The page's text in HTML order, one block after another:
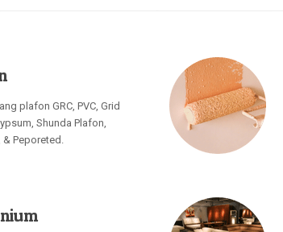
plafon GRC, PVC, Grid
Shunda Plafon,
Peporeted.